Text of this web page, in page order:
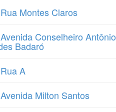
Montes Claros
Conselheiro Antônio
Badaró
A
Milton Santos